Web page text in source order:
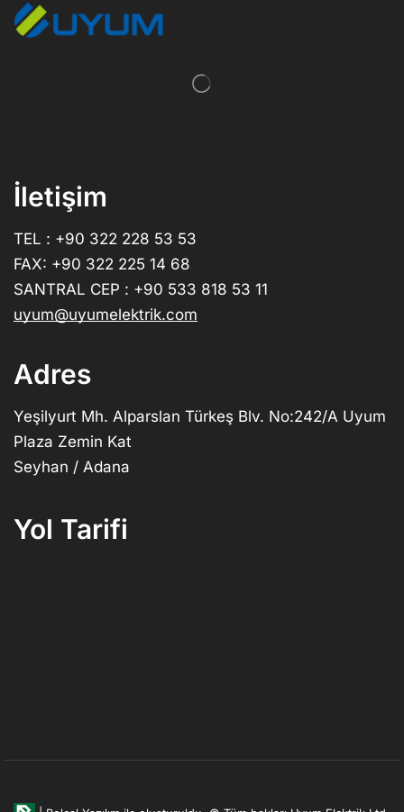
İletişim
TEL : +90 322 228 53 53
FAX: +90 322 225 14 68
SANTRAL CEP : +90 533 818 53 11
uyum@uyumelektrik.com
Adres
Yeşilyurt Mh. Alparslan Türkeş Blv. No:242/A Uyum
Plaza Zemin Kat
Seyhan / Adana
Yol Tarifi